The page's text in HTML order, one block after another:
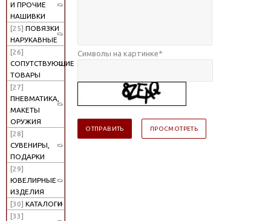
И ПРОЧИЕ
НАШИВКИ
[25] ПОВЯЗКИ
НАРУКАВНЫЕ
[26]
СОПУТСТВУЮЩИЕ
ТОВАРЫ
[27]
ПНЕВМАТИКА,
МАКЕТЫ
ОРУЖИЯ
[28]
СУВЕНИРЫ,
ПОДАРКИ
[29]
ЮВЕЛИРНЫЕ
ИЗДЕЛИЯ
[30] КАТАЛОГИ
[33]
Символы на картинке*